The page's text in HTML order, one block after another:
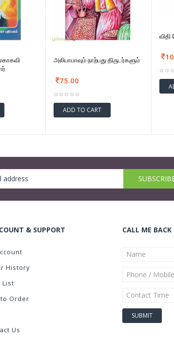
அலிபாபாவும் நாற்பது திருடர்களும்
75.00
ADD TO CART
& SUPPORT
History
List
Order
Us
CALL ME BACK